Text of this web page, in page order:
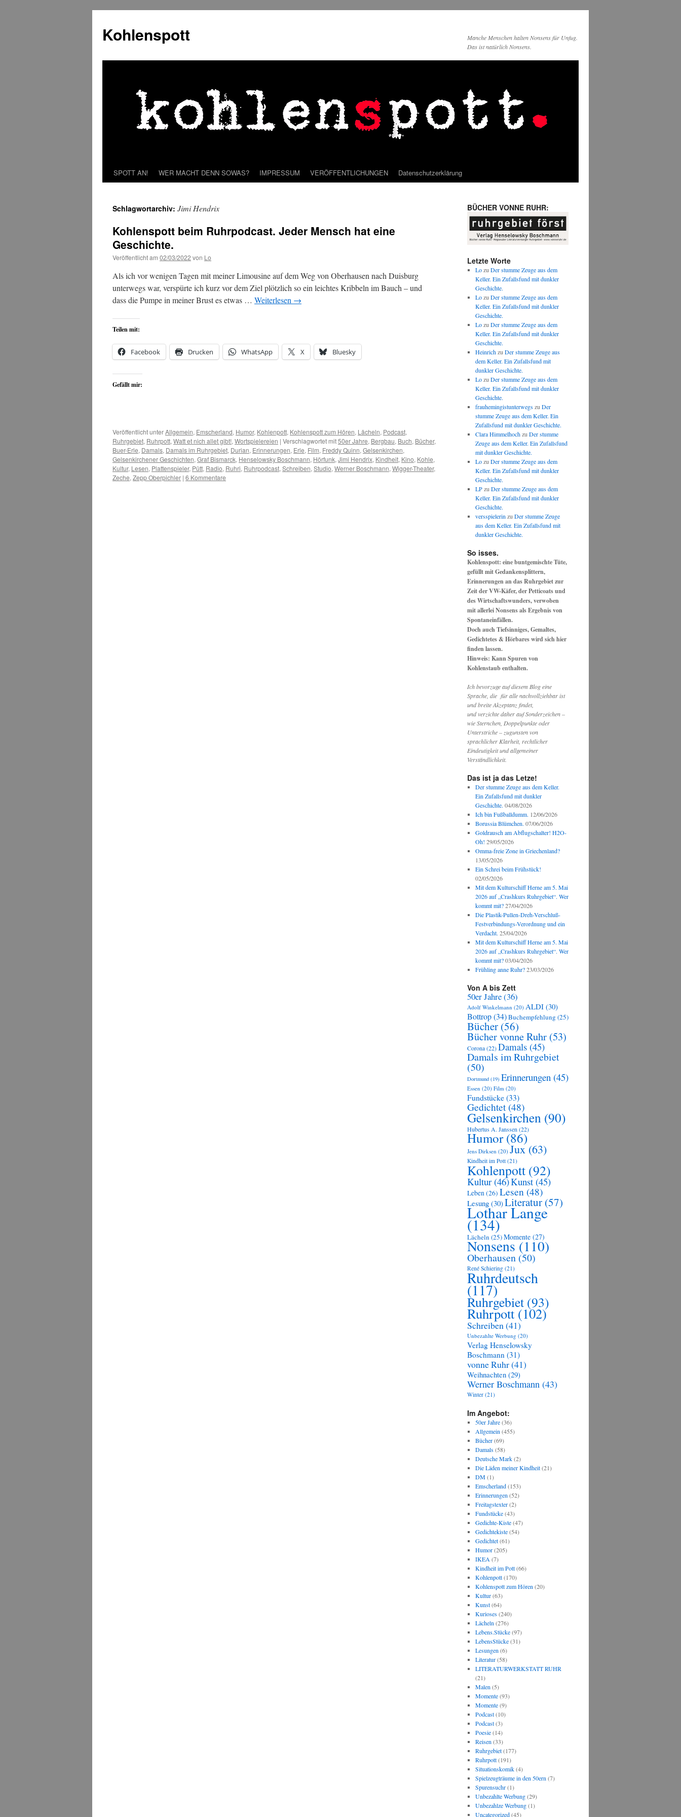
springen
Kohlenspott
Manche Menschen halten Nonsens für Unfug.
Das ist natürlich Nonsens.
SPOTT AN! WER MACHT DENN SOWAS? IMPRESSUM VERÖFFENTLICHUNGEN Datenschutzerklärung
Schlagwortarchiv: Jimi Hendrix
Kohlenspott beim Ruhrpodcast. Jeder Mensch hat eine
Geschichte.
Veröffentlicht am 02/03/2022 von Lo
Als ich vor wenigen Tagen mit meiner Limousine auf dem Weg von Oberhausen nach Duisburg
unterwegs war, verspürte ich kurz vor dem Ziel plötzlich so ein leichtes Kribbeln im Bauch – und
dass die Pumpe in meiner Brust es etwas … Weiterlesen →
Teilen mit:
Facebook Drucken WhatsApp X Bluesky
Gefällt mir:
Veröffentlicht unterAllgemein, Emscherland, Humor, Kohlenpott, Kohlenspott zum Hören, Lächeln, Podcast,
Ruhrgebiet, Ruhrpott, Watt et nich allet gibt!, Wortspielereien | Verschlagwortet mit50er Jahre, Bergbau, Buch, Bücher,
Buer-Erle, Damals, Damals im Ruhrgebiet, Durian, Erinnerungen, Erle, Film, Freddy Quinn, Gelsenkirchen,
Gelsenkirchener Geschichten, Graf Bismarck, Henselowsky Boschmann, Hörfunk, Jimi Hendrix, Kindheit, Kino, Kohle,
Kultur, Lesen, Plattenspieler, Pütt, Radio, Ruhri, Ruhrpodcast, Schreiben, Studio, Werner Boschmann, Wigger-Theater,
Zeche, Zepp Oberpichler | 6 Kommentare
BÜCHER VONNE RUHR:
Letzte Worte
LozuDer stumme Zeuge aus dem
Keller. Ein Zufallsfund mit dunkler
Geschichte.
LozuDer stumme Zeuge aus dem
Keller. Ein Zufallsfund mit dunkler
Geschichte.
LozuDer stumme Zeuge aus dem
Keller. Ein Zufallsfund mit dunkler
Geschichte.
HeinrichzuDer stumme Zeuge aus
dem Keller. Ein Zufallsfund mit
dunkler Geschichte.
LozuDer stumme Zeuge aus dem
Keller. Ein Zufallsfund mit dunkler
Geschichte.
frauhemingistunterwegszuDer
stumme Zeuge aus dem Keller. Ein
Zufallsfund mit dunkler Geschichte.
Clara HimmelhochzuDer stumme
Zeuge aus dem Keller. Ein Zufallsfund
mit dunkler Geschichte.
LozuDer stumme Zeuge aus dem
Keller. Ein Zufallsfund mit dunkler
Geschichte.
LPzuDer stumme Zeuge aus dem
Keller. Ein Zufallsfund mit dunkler
Geschichte.
versspielerinzuDer stumme Zeuge
aus dem Keller. Ein Zufallsfund mit
dunkler Geschichte.
So isses.
Kohlenspott: eine buntgemischte Tüte,
gefüllt mit Gedankensplittern,
Erinnerungen an das Ruhrgebiet zur
Zeit der VW-Käfer, der Petticoats und
des Wirtschaftswunders, verwoben
mit allerlei Nonsens als Ergebnis von
Spontaneinfällen.
Doch auch Tiefsinniges, Gemaltes,
Gedichtetes & Hörbares wird sich hier
finden lassen.
Hinweis: Kann Spuren von
Kohlenstaub enthalten.
Ich bevorzuge auf diesem Blog eine
Sprache, die für alle nachvollziehbar ist
und breite Akzeptanz findet,
und verzichte daher auf Sonderzeichen –
wie Sternchen, Doppelpunkte oder
Unterstriche – zugunsten von
sprachlicher Klarheit, rechtlicher
Eindeutigkeit und allgemeiner
Verständlichkeit.
Das ist ja das Letze!
Der stumme Zeuge aus dem Keller.
Ein Zufallsfund mit dunkler
Geschichte. 04/08/2026
Ich bin Fußballdumm. 12/06/2026
Borussia Blümchen. 07/06/2026
Goldrausch am Abflugschalter! H2O-
Oh! 29/05/2026
Omma-freie Zone in Griechenland?
13/05/2026
Ein Schrei beim Frühstück!
02/05/2026
Mit dem Kulturschiff Herne am 5. Mai
2026 auf „Crashkurs Ruhrgebiet“. Wer
kommt mit? 27/04/2026
Die Plastik-Pullen-Dreh-Verschluß-
Festverbindungs-Verordnung und ein
Verdacht. 25/04/2026
Mit dem Kulturschiff Herne am 5. Mai
2026 auf „Crashkurs Ruhrgebiet“. Wer
kommt mit? 03/04/2026
Frühling anne Ruhr? 23/03/2026
Von A bis Zett
50er Jahre(36)
Adolf Winkelmann (20) ALDI (30)
Bottrop(34)Buchempfehlung (25)
Bücher (56)
Bücher vonne Ruhr (53)
Corona(22)Damals (45)
Damals im Ruhrgebiet
(50)
Dortmund (19) Erinnerungen (45)
Essen (20) Film (20)
Fundstücke(33)
Gedichtet(48)
Gelsenkirchen (90)
Hubertus A. Janssen(22)
Humor(86)
Jens Dirksen (20) Jux (63)
Kindheit im Pott (21)
Kohlenpott (92)
Kultur(46)Kunst (45)
Leben(26) Lesen (48)
Lesung (30)Literatur (57)
Lothar Lange
(134)
Lächeln (25)Momente (27)
Nonsens(110)
Oberhausen (50)
René Schiering (21)
Ruhrdeutsch
(117)
Ruhrgebiet (93)
Ruhrpott(102)
Schreiben(41)
Unbezahlte Werbung (20)
Verlag Henselowsky
Boschmann (31)
vonne Ruhr(41)
Weihnachten (29)
Werner Boschmann (43)
Winter (21)
Im Angebot:
50er Jahre(36)
Allgemein(455)
Bücher(69)
Damals(58)
Deutsche Mark(2)
Die Läden meiner Kindheit(21)
DM(1)
Emscherland(153)
Erinnerungen(52)
Freitagstexter(2)
Fundstücke(43)
Gedichte-Kiste(47)
Gedichtekiste(54)
Gedichtet(61)
Humor(205)
IKEA(7)
Kindheit im Pott(66)
Kohlenpott(170)
Kohlenspott zum Hören(20)
Kultur(63)
Kunst(64)
Kurioses(240)
Lächeln(276)
Lebens.Stücke(97)
LebensStücke(31)
Lesungen(6)
Literatur(58)
LITERATURWERKSTATT RUHR
(21)
Malen(5)
Momente(93)
Momente(9)
Podcast(10)
Podcast(3)
Poesie(14)
Reisen(33)
Ruhrgebiet(177)
Ruhrpott(191)
Situationskomik(4)
Spielzeugträume in den 50ern(7)
Spurensuchr(1)
Unbezahlte Werbung(29)
Unbezahlze Werbung(1)
Uncategorized(45)